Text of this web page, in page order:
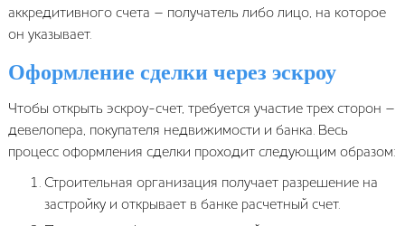
аккредитивного счета – получатель либо лицо, на которое
он указывает.
Оформление сделки через эскроу
Чтобы открыть эскроу-счет, требуется участие трех сторон –
девелопера, покупателя недвижимости и банка. Весь
процесс оформления сделки проходит следующим образом:
Строительная организация получает разрешение на
застройку и открывает в банке расчетный счет.